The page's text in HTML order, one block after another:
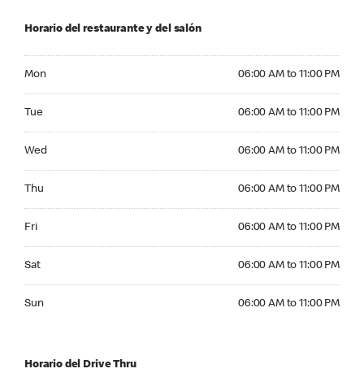
Horario del restaurante y del salón
Mon 06:00 AM to 11:00 PM
Tue 06:00 AM to 11:00 PM
Wed 06:00 AM to 11:00 PM
Thu 06:00 AM to 11:00 PM
Fri 06:00 AM to 11:00 PM
Sat 06:00 AM to 11:00 PM
Sun 06:00 AM to 11:00 PM
Horario del Drive Thru